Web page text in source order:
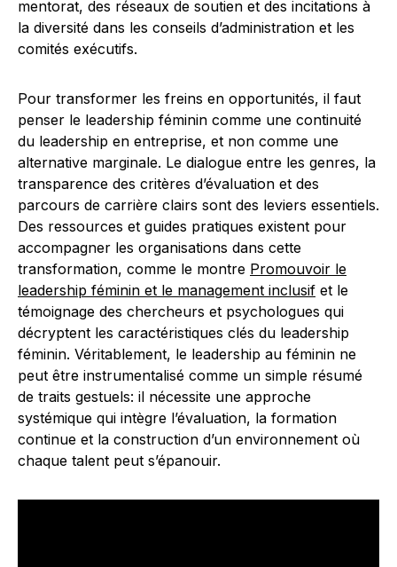
mentorat, des réseaux de soutien et des incitations à
la diversité dans les conseils d’administration et les
comités exécutifs.
Pour transformer les freins en opportunités, il faut
penser le leadership féminin comme une continuité
du leadership en entreprise, et non comme une
alternative marginale. Le dialogue entre les genres, la
transparence des critères d’évaluation et des
parcours de carrière clairs sont des leviers essentiels.
Des ressources et guides pratiques existent pour
accompagner les organisations dans cette
transformation, comme le montre Promouvoir le
leadership féminin et le management inclusif et le
témoignage des chercheurs et psychologues qui
décryptent les caractéristiques clés du leadership
féminin. Véritablement, le leadership au féminin ne
peut être instrumentalisé comme un simple résumé
de traits gestuels: il nécessite une approche
systémique qui intègre l’évaluation, la formation
continue et la construction d’un environnement où
chaque talent peut s’épanouir.